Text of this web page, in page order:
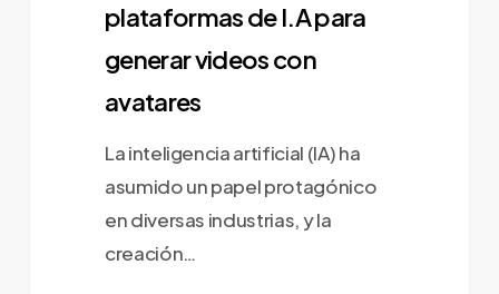
plataformas de I.A para
generar videos con
avatares
La inteligencia artificial (IA) ha
asumido un papel protagónico
en diversas industrias, y la
creación…